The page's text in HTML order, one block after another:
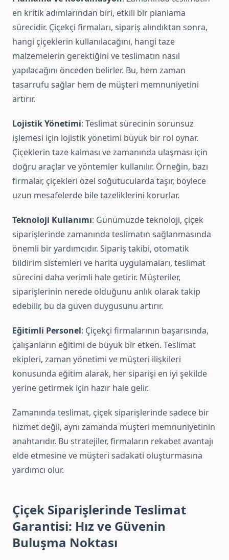
en kritik adımlarından biri, etkili bir planlama
sürecidir. Çiçekçi firmaları, sipariş alındıktan sonra,
hangi çiçeklerin kullanılacağını, hangi taze
malzemelerin gerektiğini ve teslimatın nasıl
yapılacağını önceden belirler. Bu, hem zaman
tasarrufu sağlar hem de müşteri memnuniyetini
artırır.
Lojistik Yönetimi: Teslimat sürecinin sorunsuz
işlemesi için lojistik yönetimi büyük bir rol oynar.
Çiçeklerin taze kalması ve zamanında ulaşması için
doğru araçlar ve yöntemler kullanılır. Örneğin, bazı
firmalar, çiçekleri özel soğutucularda taşır, böylece
uzun mesafelerde bile tazeliklerini korurlar.
Teknoloji Kullanımı: Günümüzde teknoloji, çiçek
siparişlerinde zamanında teslimatın sağlanmasında
önemli bir yardımcıdır. Sipariş takibi, otomatik
bildirim sistemleri ve harita uygulamaları, teslimat
sürecini daha verimli hale getirir. Müşteriler,
siparişlerinin nerede olduğunu anlık olarak takip
edebilir, bu da güven duygusunu artırır.
Eğitimli Personel: Çiçekçi firmalarının başarısında,
çalışanların eğitimi de büyük bir etken. Teslimat
ekipleri, zaman yönetimi ve müşteri ilişkileri
konusunda eğitim alarak, her siparişi en iyi şekilde
yerine getirmek için hazır hale gelir.
Zamanında teslimat, çiçek siparişlerinde sadece bir
hizmet değil, aynı zamanda müşteri memnuniyetinin
anahtarıdır. Bu stratejiler, firmaların rekabet avantajı
elde etmesine ve müşteri sadakati oluşturmasına
yardımcı olur.
Çiçek Siparişlerinde Teslimat
Garantisi: Hız ve Güvenin
Buluşma Noktası